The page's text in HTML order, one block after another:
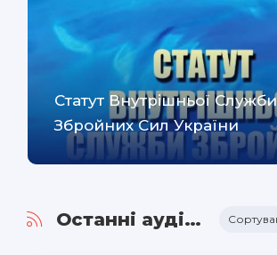
Статут Внутрішньої Служби
Збройних Сил України
Останні аудіокниги